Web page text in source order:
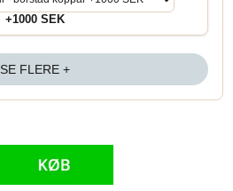
+1000 SEK
SE FLERE +